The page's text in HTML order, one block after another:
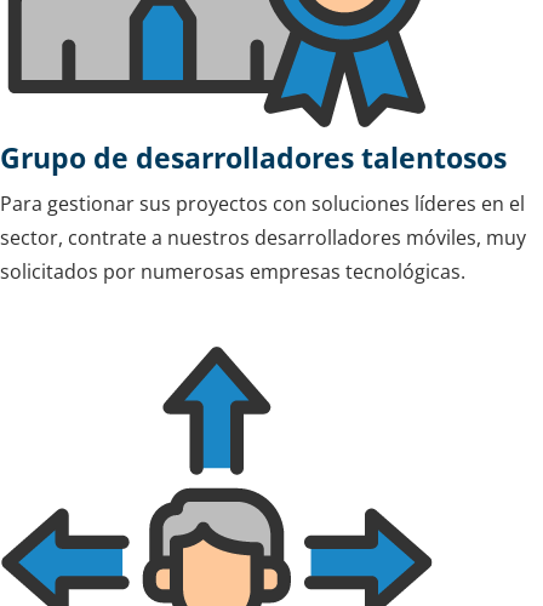
Grupo de desarrolladores talentosos
Para gestionar sus proyectos con soluciones líderes en el
sector, contrate a nuestros desarrolladores móviles, muy
solicitados por numerosas empresas tecnológicas.